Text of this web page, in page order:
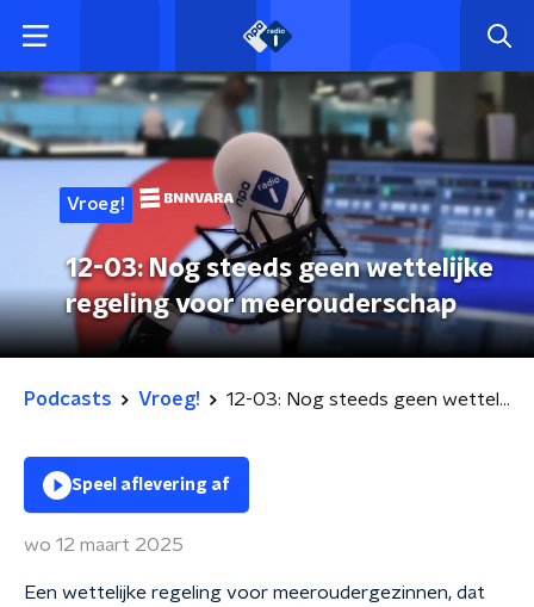
Vroeg!
12-03: Nog steeds geen wettelijke
regeling voor meerouderschap
Podcasts Vroeg! 12-03: Nog steeds geen wettelijke regeling voor meerouderschap
Speel aflevering af
wo 12 maart 2025
Een wettelijke regeling voor meeroudergezinnen, dat